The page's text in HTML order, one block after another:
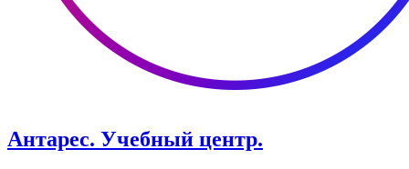
Антарес. Учебный центр.